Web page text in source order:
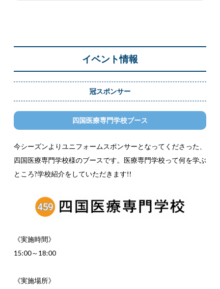
イベント情報
冠スポンサー
四国医療専門学校ブース
今シーズンよりユニフォームスポンサーとなってくださった、
四国医療専門学校様のブースです。医療専門学校って何を学ぶ
ところ?学校紹介をしていただきます!!
《実施時間》
15:00～18:00
《実施場所》